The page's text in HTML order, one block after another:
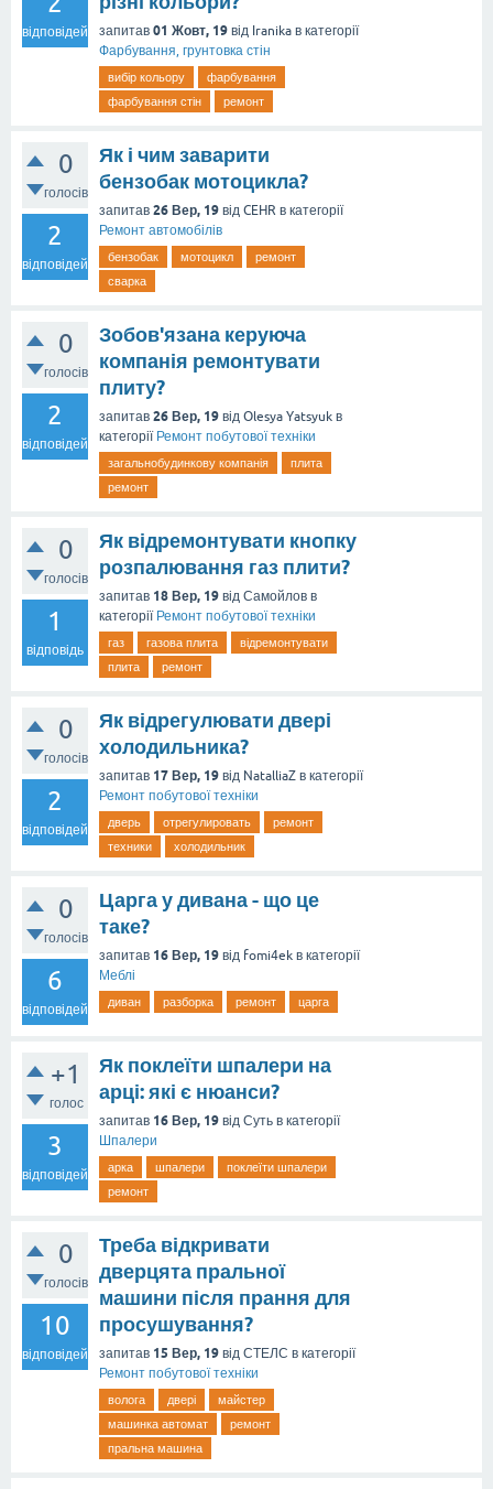
відповідей запитав 01 Жовт, 19 від Iranika в категорії
Фарбування, грунтовка стін
вибір кольору
фарбування
фарбування стін
ремонт
0
голосів
2
відповідей
Як і чим заварити
бензобак мотоцикла?
запитав 26 Вер, 19 від CEHR в категорії
Ремонт автомобілів
бензобак мотоцикл
ремонт
сварка
0
голосів
2
відповідей
Зобов'язана керуюча
компанія ремонтувати
плиту?
запитав 26 Вер, 19 від Olesya Yatsyuk в
категорії Ремонт побутової техніки
загальнобудинкову компанія
плита
ремонт
0
голосів
1
відповідь
Як відремонтувати кнопку
розпалювання газ плити?
запитав 18 Вер, 19 від Самойлов в
категорії Ремонт побутової техніки
газ газова плита
відремонтувати
плита
ремонт
0
голосів
2
відповідей
Як відрегулювати двері
холодильника?
запитав 17 Вер, 19 від NatalliaZ в категорії
Ремонт побутової техніки
дверь отрегулировать
ремонт
техники
холодильник
0
голосів
6
відповідей
Царга у дивана - що це
таке?
запитав 16 Вер, 19 від fomi4ek в категорії
Меблі
диван разборка ремонт царга
+1
голос
3
відповідей
Як поклеїти шпалери на
арці: які є нюанси?
запитав 16 Вер, 19 від Суть в категорії
Шпалери
арка шпалери
поклеїти шпалери
ремонт
0
голосів
10
відповідей
Треба відкривати
дверцята пральної
машини після прання для
просушування?
запитав 15 Вер, 19 від СТЕЛС в категорії
Ремонт побутової техніки
волога двері
майстер
машинка автомат
ремонт
пральна машина